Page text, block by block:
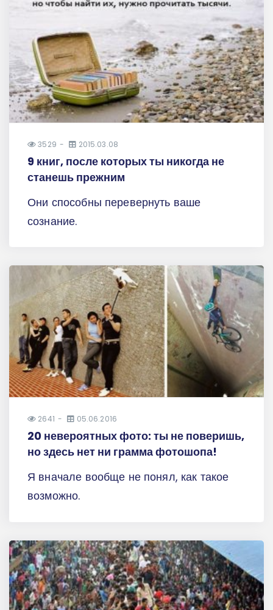
3529 2015.03.08
9 книг, после которых ты никогда не
станешь прежним
Они способны перевернуть ваше
сознание.
2641 05.06.2016
20 невероятных фото: ты не поверишь,
но здесь нет ни грамма фотошопа!
Я вначале вообще не понял, как такое
возможно.